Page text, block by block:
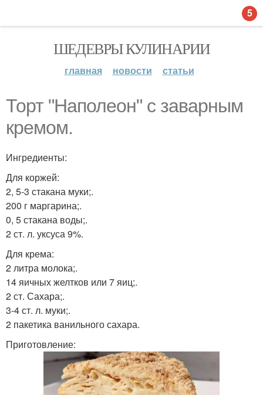
ШЕДЕВРЫ КУЛИНАРИИ
главная новости статьи
Торт "Наполеон" с заварным
кремом.
Ингредиенты:
Для коржей:
2, 5-3 стакана муки;.
200 г маргарина;.
0, 5 стакана воды;.
2 ст. л. уксуса 9%.
Для крема:
2 литра молока;.
14 яичных желтков или 7 яиц;.
2 ст. Сахара;.
3-4 ст. л. муки;.
2 пакетика ванильного сахара.
Приготовление:
5